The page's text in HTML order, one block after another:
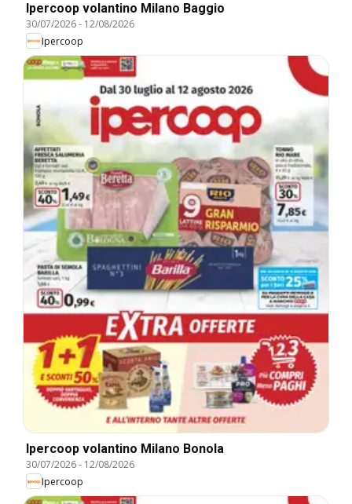
Ipercoop volantino Milano Baggio
30/07/2026- 12/08/2026
Ipercoop
Ipercoop volantino Milano Bonola
30/07/2026- 12/08/2026
Ipercoop